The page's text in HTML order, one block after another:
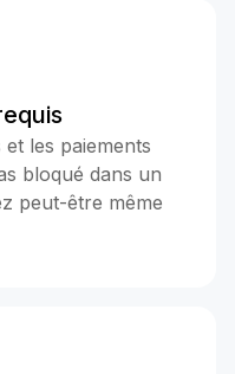
les paiements
bloqué dans un
peut-être même